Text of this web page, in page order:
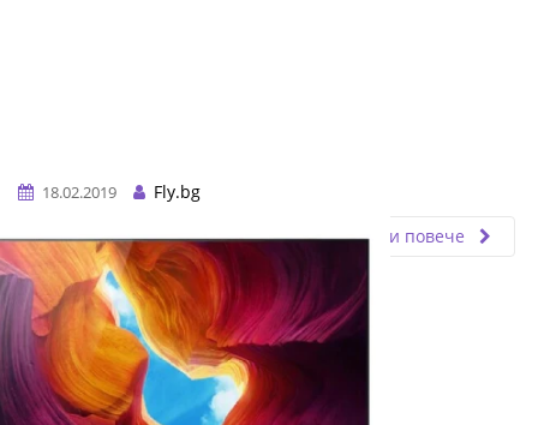
18.02.2019
Fly.bg
Прочети повече